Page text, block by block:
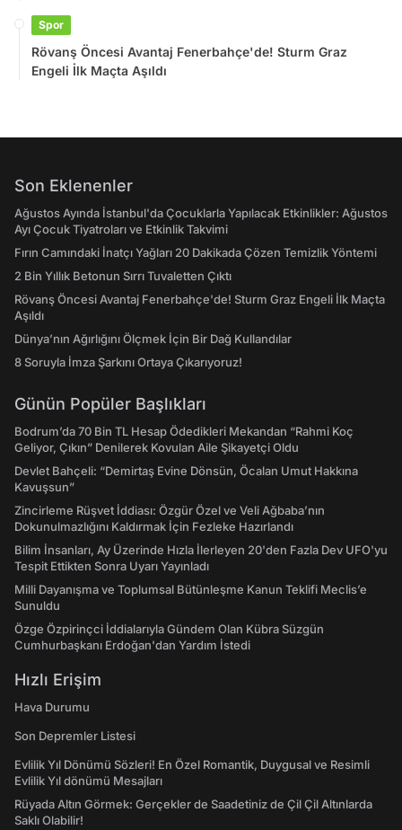
Spor
Rövanş Öncesi Avantaj Fenerbahçe'de! Sturm Graz
Engeli İlk Maçta Aşıldı
Son Eklenenler
Ağustos Ayında İstanbul'da Çocuklarla Yapılacak Etkinlikler: Ağustos
Ayı Çocuk Tiyatroları ve Etkinlik Takvimi
Fırın Camındaki İnatçı Yağları 20 Dakikada Çözen Temizlik Yöntemi
2 Bin Yıllık Betonun Sırrı Tuvaletten Çıktı
Rövanş Öncesi Avantaj Fenerbahçe'de! Sturm Graz Engeli İlk Maçta
Aşıldı
Dünya’nın Ağırlığını Ölçmek İçin Bir Dağ Kullandılar
8 Soruyla İmza Şarkını Ortaya Çıkarıyoruz!
Günün Popüler Başlıkları
Bodrum’da 70 Bin TL Hesap Ödedikleri Mekandan “Rahmi Koç
Geliyor, Çıkın” Denilerek Kovulan Aile Şikayetçi Oldu
Devlet Bahçeli: “Demirtaş Evine Dönsün, Öcalan Umut Hakkına
Kavuşsun”
Zincirleme Rüşvet İddiası: Özgür Özel ve Veli Ağbaba’nın
Dokunulmazlığını Kaldırmak İçin Fezleke Hazırlandı
Bilim İnsanları, Ay Üzerinde Hızla İlerleyen 20'den Fazla Dev UFO'yu
Tespit Ettikten Sonra Uyarı Yayınladı
Milli Dayanışma ve Toplumsal Bütünleşme Kanun Teklifi Meclis’e
Sunuldu
Özge Özpirinçci İddialarıyla Gündem Olan Kübra Süzgün
Cumhurbaşkanı Erdoğan'dan Yardım İstedi
Hızlı Erişim
Hava Durumu
Son Depremler Listesi
Evlilik Yıl Dönümü Sözleri! En Özel Romantik, Duygusal ve Resimli
Evlilik Yıl dönümü Mesajları
Rüyada Altın Görmek: Gerçekler de Saadetiniz de Çil Çil Altınlarda
Saklı Olabilir!